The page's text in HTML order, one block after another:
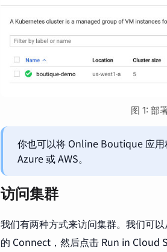
图 1: 部
你也可以将 Online Boutique 应
Azure 或 AWS。
访问集群
我们有两种方式来访问集群。我们可
的 Connect，然后点击 Run in Cloud